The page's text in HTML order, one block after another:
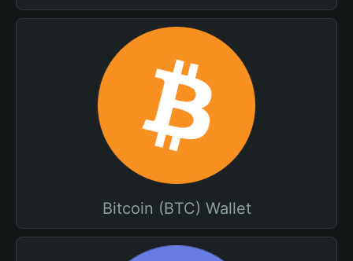
Bitcoin (BTC) Wallet